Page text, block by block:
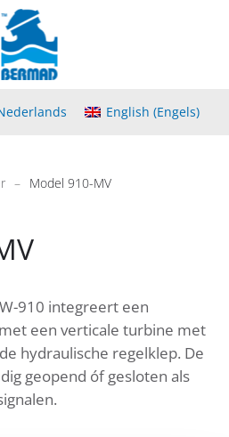
English (Engels)
Model 910-MV
910 integreert een
een verticale turbine met
hydraulische regelklep. De
geopend óf gesloten als